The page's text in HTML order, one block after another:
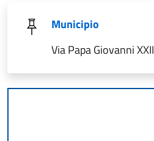
Municipio
Via Papa Giovanni